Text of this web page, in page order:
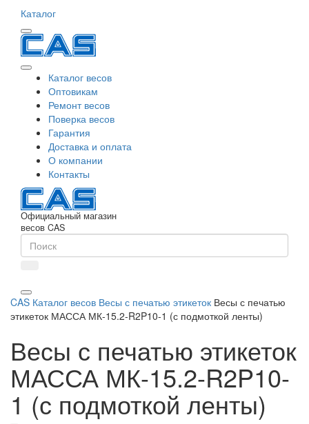
Каталог
Каталог весов
Оптовикам
Ремонт весов
Поверка весов
Гарантия
Доставка и оплата
О компании
Контакты
Официальный магазин
весов CAS
CAS Каталог весов Весы с печатью этикеток Весы с печатью
этикеток МАССА МК-15.2-R2P10-1 (с подмоткой ленты)
Весы с печатью этикеток
МАССА МК-15.2-R2P10-
1 (с подмоткой ленты)